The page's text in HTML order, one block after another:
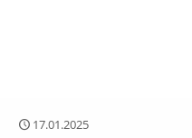
17.01.2025